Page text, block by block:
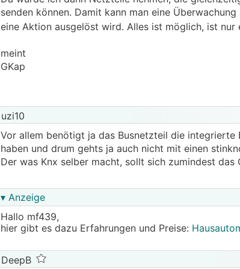
senden können. Damit kann man eine
eine Aktion ausgelöst wird. Alles ist möglich, ist nur
meint
GKap
uzi10
Vor allem benötigt ja das Busnetzteil die integrierte
haben und drum gehts ja auch nicht mit einen
Der was Knx selber macht, sollt sich zumindest das
▾ Anzeige
Hallo mf439,
hier gibt es dazu Erfahrungen und Preise:
DeepB